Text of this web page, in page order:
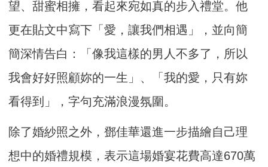
望、甜蜜相擁，看起來宛如真的步入禮堂。他
更在貼文中寫下「愛，讓我們相遇」，並向簡
簡深情告白：「像我這樣的男人不多了，所以
我會好好照顧妳的一生」、「我的愛，只有妳
看得到」，字句充滿浪漫氛圍。
除了婚紗照之外，鄧佳華還進一步描繪自己理
想中的婚禮規模，表示這場婚宴花費高達670萬